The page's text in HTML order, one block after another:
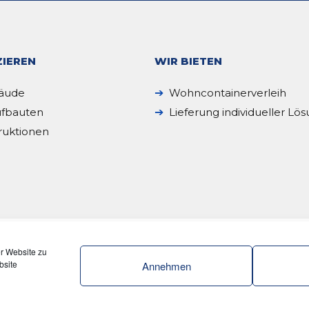
Website zu
Annehmen
WIR BIETEN
Wohncontainerverleih
Lieferung individueller